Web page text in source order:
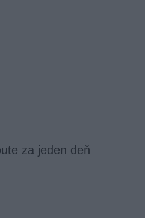
za jeden deň